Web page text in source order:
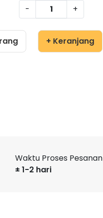
-
+
+ Keranjang
Waktu Proses Pesanan
± 1-2 hari